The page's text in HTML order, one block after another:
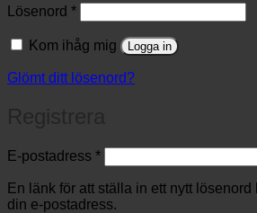
Lösenord *Obligatoriskt
Kom ihåg mig Logga in
Glömt ditt lösenord?
E-postadress *Obligatoriskt
En länk för att ställa in ett nytt lösenord
din e-postadress.